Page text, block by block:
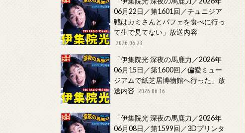
06月22日／第1601回／チュニジア
戦はカミさんとパフェを食べに行っ
て生で見てない」放送内容
2026.06.23
「伊集院光 深夜の馬鹿力／2026年
06月15日／第1600回／偏愛ミュー
ジアムで紙芝居博物館へ行った」放
送内容
2026.06.16
「伊集院光 深夜の馬鹿力／2026年
06月08日／第1599回／3Dプリンタ